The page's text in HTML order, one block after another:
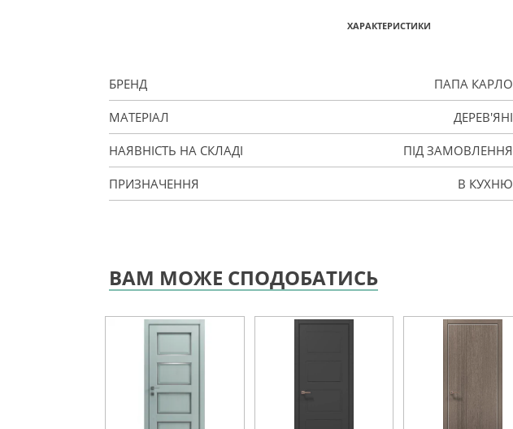
ХАРАКТЕРИСТИКИ
БРЕНД ПАПА КАРЛО
МАТЕРІАЛ ДЕРЕВ'ЯНІ
НАЯВНІСТЬ НА СКЛАДІ ПІД ЗАМОВЛЕННЯ
ПРИЗНАЧЕННЯ В КУХНЮ
ВАМ МОЖЕ СПОДОБАТИСЬ